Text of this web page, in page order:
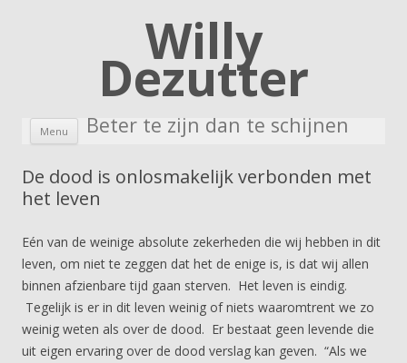
Willy
Dezutter
Beter te zijn dan te schijnen
Menu Skip to content
De dood is onlosmakelijk verbonden met
het leven
Eén van de weinige absolute zekerheden die wij hebben in dit
leven, om niet te zeggen dat het de enige is, is dat wij allen
binnen afzienbare tijd gaan sterven. Het leven is eindig.
Tegelijk is er in dit leven weinig of niets waaromtrent we zo
weinig weten als over de dood. Er bestaat geen levende die
uit eigen ervaring over de dood verslag kan geven. “Als we